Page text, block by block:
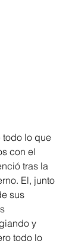
todo lo que
con el
tras la
El, junto
sus
y
todo lo